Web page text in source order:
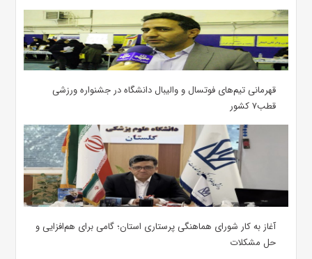
قهرمانی تیم‌های فوتسال و والیبال دانشگاه در جشنواره ورزشی
قطب۷ کشور
آغاز به کار شورای هماهنگی پرستاری استان؛ گامی برای هم‌افزایی و
حل مشکلات